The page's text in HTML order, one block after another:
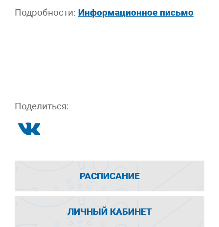
Подробности: Информационное письмо
Поделиться:
РАСПИСАНИЕ
ЛИЧНЫЙ КАБИНЕТ